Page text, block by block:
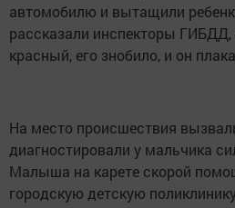
автомобилю и вытащили
рассказали инспекторы
красный, его знобило, и он
На место происшествия
диагностировали у мальчика
Малыша на карете скорой
городскую детскую